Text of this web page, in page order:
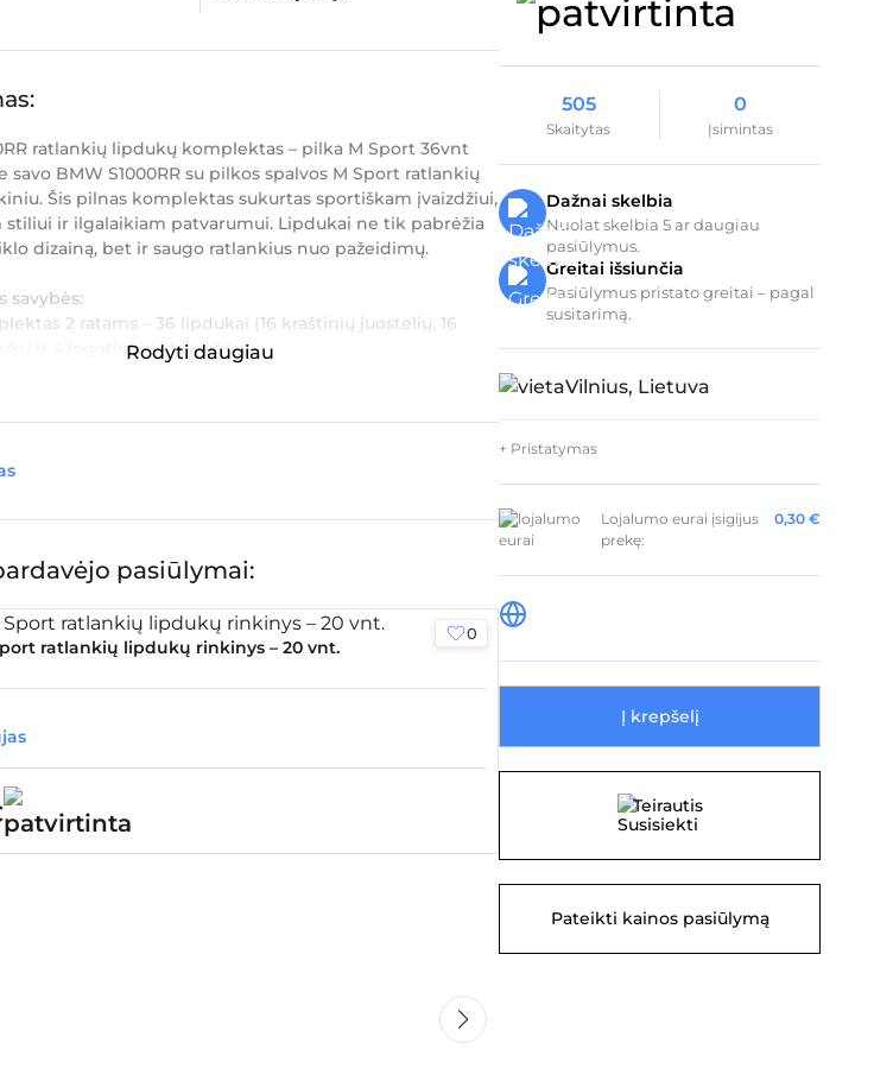
ratlankių lipdukų komplektas – pilka M Sport 36vnt
BMW S1000RR su pilkos spalvos M Sport ratlankių
Šis pilnas komplektas sukurtas sportiškam įvaizdžiui,
stiliui ir ilgalaikiam patvarumui. Lipdukai ne tik pabrėžia
dizainą, bet ir saugo ratlankius nuo pažeidimų.
savybės:
2 ratams – 36 lipdukai (16 kraštinių juostelių, 16
ir 4 logotipai ant gaubtų)
Rodyti daugiau
pasiūlymai:
0
ratlankių lipdukų rinkinys – 20 vnt.
505
Skaitytas
0
Įsimintas
Dažnai skelbia
Nuolat skelbia 5 ar daugiau
pasiūlymus.
Greitai išsiunčia
Pasiūlymus pristato greitai – pagal
susitarimą.
Vilnius, Lietuva
+ Pristatymas
Lojalumo eurai įsigijus
prekę:
0,30 €
Į krepšelį
Teirautis
Pateikti kainos pasiūlymą